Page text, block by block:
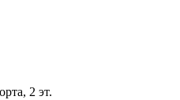
2 эт.